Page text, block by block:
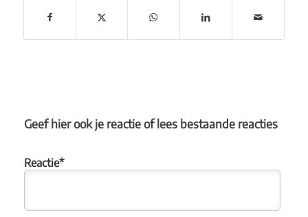
Geef hier ook je reactie of lees bestaande reacties